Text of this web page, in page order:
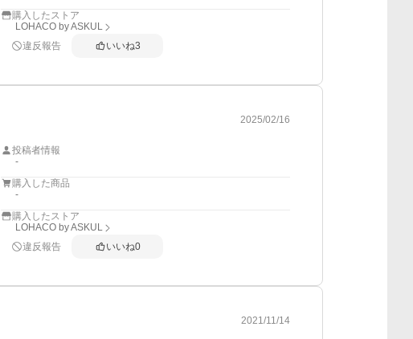
購入したストア
LOHACO by ASKUL
違反報告
いいね3
2025/02/16
投稿者情報
-
購入した商品
-
購入したストア
LOHACO by ASKUL
違反報告
いいね0
2021/11/14